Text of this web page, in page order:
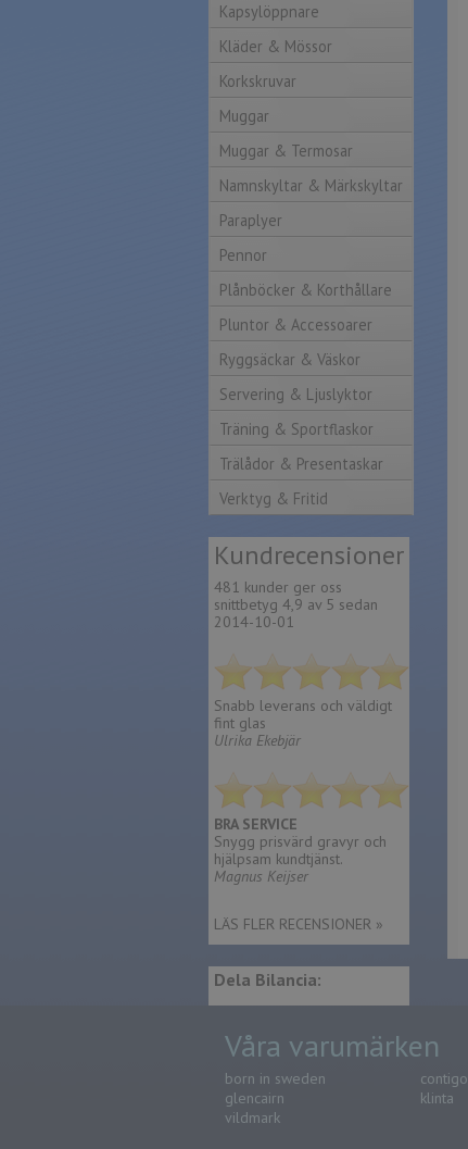
Kapsylöppnare
Kläder & Mössor
Korkskruvar
Muggar
Muggar & Termosar
Namnskyltar & Märkskyltar
Paraplyer
Pennor
Plånböcker & Korthållare
Pluntor & Accessoarer
Ryggsäckar & Väskor
Servering & Ljuslyktor
Träning & Sportflaskor
Trälådor & Presentaskar
Verktyg & Fritid
Kundrecensioner
481 kunder ger oss
snittbetyg 4,9 av 5 sedan
2014-10-01
Snabb leverans och väldigt
fint glas
Ulrika Ekebjär
BRA SERVICE
Snygg prisvärd gravyr och
hjälpsam kundtjänst.
Magnus Keijser
LÄS FLER RECENSIONER »
Dela Bilancia:
Våra varumärken
born in sweden contigo
glencairn
klinta
vildmark